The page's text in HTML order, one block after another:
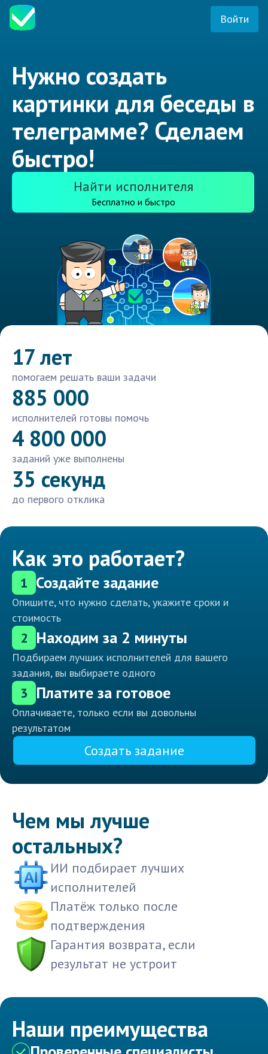
Войти
Нужно создать
картинки для беседы в
телеграмме? Сделаем
быстро!
Найти исполнителя
Бесплатно и быстро
17 лет
помогаем решать ваши задачи
885 000
исполнителей готовы помочь
4 800 000
заданий уже выполнены
35 секунд
до первого отклика
Как это работает?
1 Создайте задание
Опишите, что нужно сделать, укажите сроки и
стоимость
2 Находим за 2 минуты
Подбираем лучших исполнителей для вашего
задания, вы выбираете одного
3 Платите за готовое
Оплачиваете, только если вы довольны
результатом
Создать задание
Чем мы лучше
остальных?
ИИ подбирает лучших
исполнителей
Платёж только после
подтверждения
Гарантия возврата, если
результат не устроит
Наши преимущества